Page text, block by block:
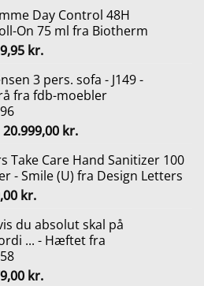
kr..
pris
er:
89,25 kr..
Day Control 48H
On 75 ml fra Biotherm
kr..
kr.Den
pris
er:
3 pers. sofa - J149 -
fra fdb-moebler
Den
pris
var:
23.999,00 kr..
20.999,00 kr.Den
pris
er:
Take Care Hand Sanitizer 100
- Smile (U) fra Design Letters
kr..
kr.Den
pris
er:
du absolut skal på
... - Hæftet fra
kr.Den